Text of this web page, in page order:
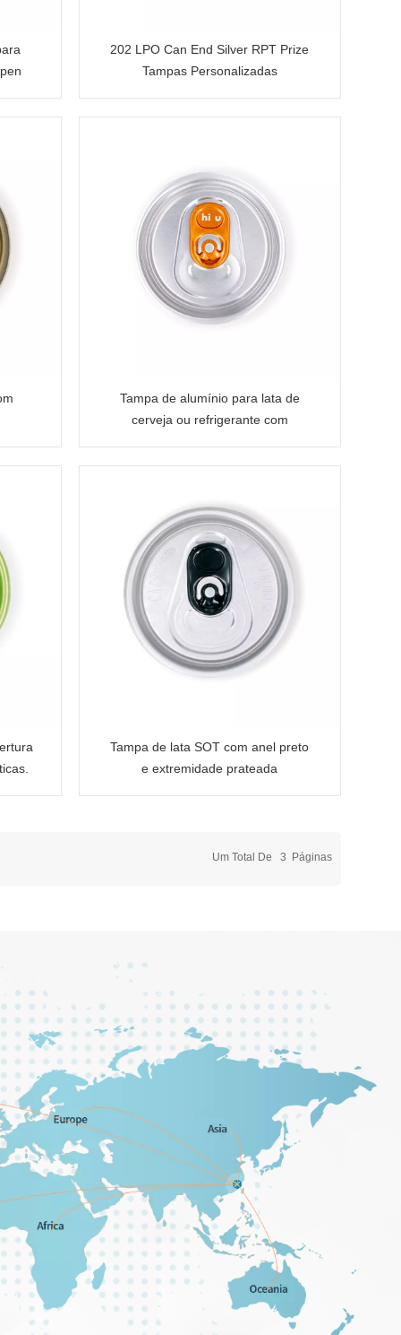
202 LPO Can End Silver RPT Prize
Tampas Personalizadas
Tampa de alumínio para lata de
cerveja ou refrigerante com
Tampa de lata SOT com anel preto
e extremidade prateada
Um Total De 3 Páginas